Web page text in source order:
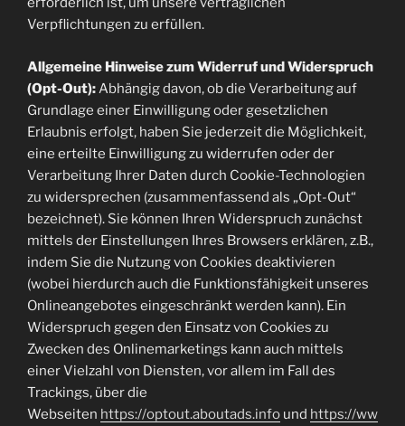
Verpflichtungen zu erfüllen.
Allgemeine Hinweise zum Widerruf und Widerspruch
(Opt-Out): Abhängig davon, ob die Verarbeitung auf
Grundlage einer Einwilligung oder gesetzlichen
Erlaubnis erfolgt, haben Sie jederzeit die Möglichkeit,
eine erteilte Einwilligung zu widerrufen oder der
Verarbeitung Ihrer Daten durch Cookie-Technologien
zu widersprechen (zusammenfassend als „Opt-Out“
bezeichnet). Sie können Ihren Widerspruch zunächst
mittels der Einstellungen Ihres Browsers erklären, z.B.,
indem Sie die Nutzung von Cookies deaktivieren
(wobei hierdurch auch die Funktionsfähigkeit unseres
Onlineangebotes eingeschränkt werden kann). Ein
Widerspruch gegen den Einsatz von Cookies zu
Zwecken des Onlinemarketings kann auch mittels
einer Vielzahl von Diensten, vor allem im Fall des
Trackings, über die
Webseiten https://optout.aboutads.info und https://ww